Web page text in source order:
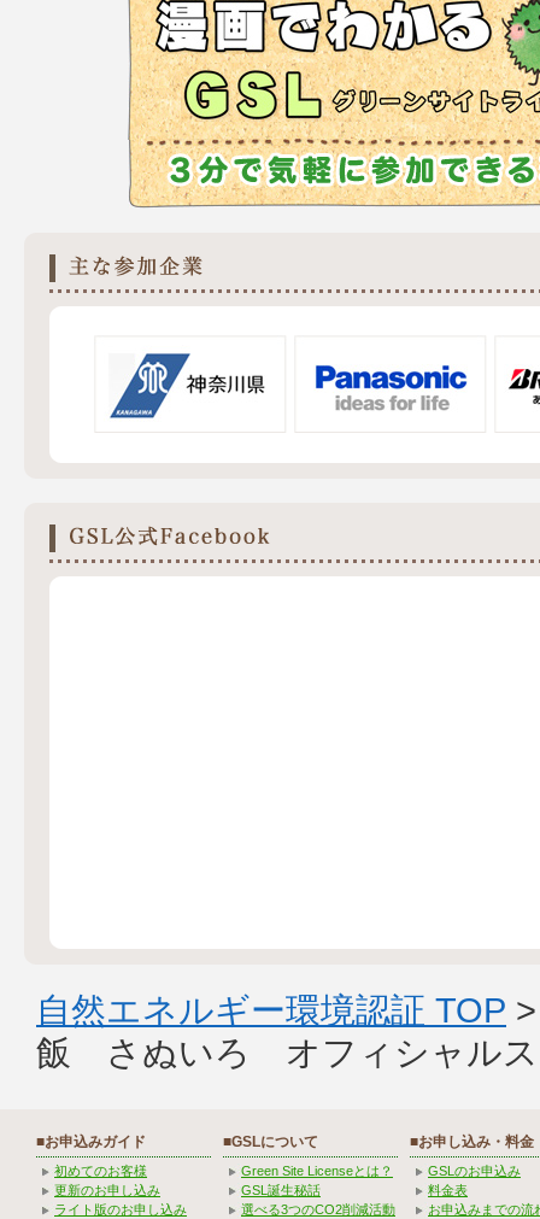
自然エネルギー環境認証 TOP
飯 さぬいろ オフィシャルス
■お申込みガイド
初めてのお客様
更新のお申し込み
ライト版のお申し込み
■GSLについて
Green Site Licenseとは？
GSL誕生秘話
選べる3つのCO2削減活動
■お申し込み・料金
GSLのお申込み
料金表
お申込みまでの流